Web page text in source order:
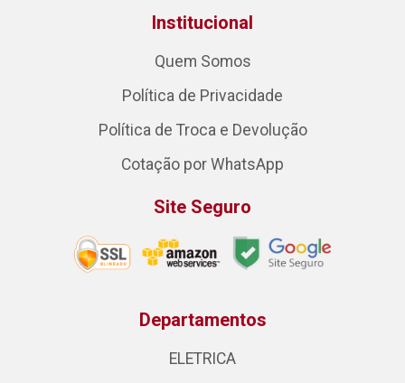
Institucional
Quem Somos
Política de Privacidade
Política de Troca e Devolução
Cotação por WhatsApp
Site Seguro
Departamentos
ELETRICA